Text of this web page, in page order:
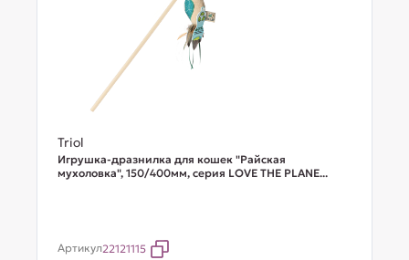
Triol
Игрушка-дразнилка для кошек "Райская
мухоловка", 150/400мм, серия LOVE THE PLANE...
Артикул22121115